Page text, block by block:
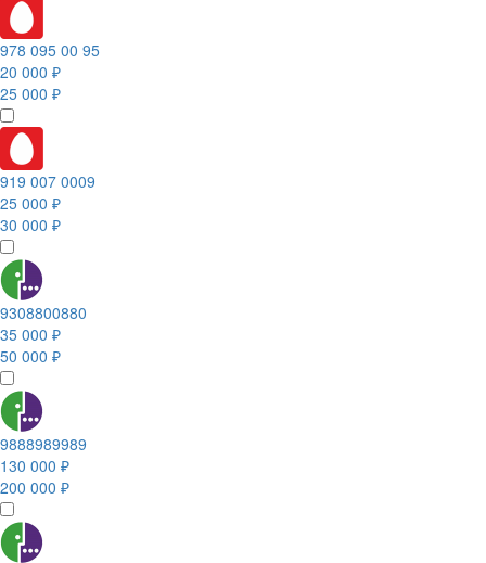
978 095 00 95
20 000 ₽
25 000 ₽
919 007 0009
25 000 ₽
30 000 ₽
9308800880
35 000 ₽
50 000 ₽
9888989989
130 000 ₽
200 000 ₽